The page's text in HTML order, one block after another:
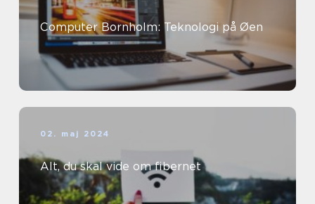
Computer Bornholm: Teknologi på Øen
02. maj 2024
Alt, du skal vide om fibernet